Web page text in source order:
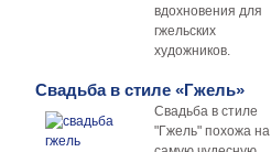
вдохновения для
гжельских
художников.
Свадьба в стиле «Гжель»
Свадьба в стиле
"Гжель" похожа на